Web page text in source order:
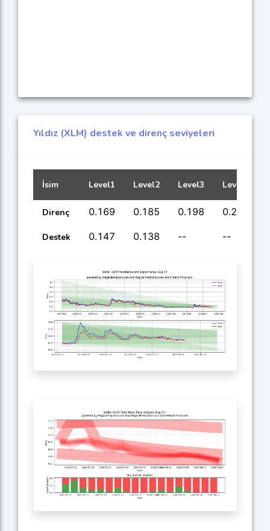
Yıldız (XLM) destek ve direnç seviyeleri
İsim Level1 Level2 Level3 Level4
Direnç 0.169 0.185 0.198 0.215
Destek 0.147 0.138 -- --